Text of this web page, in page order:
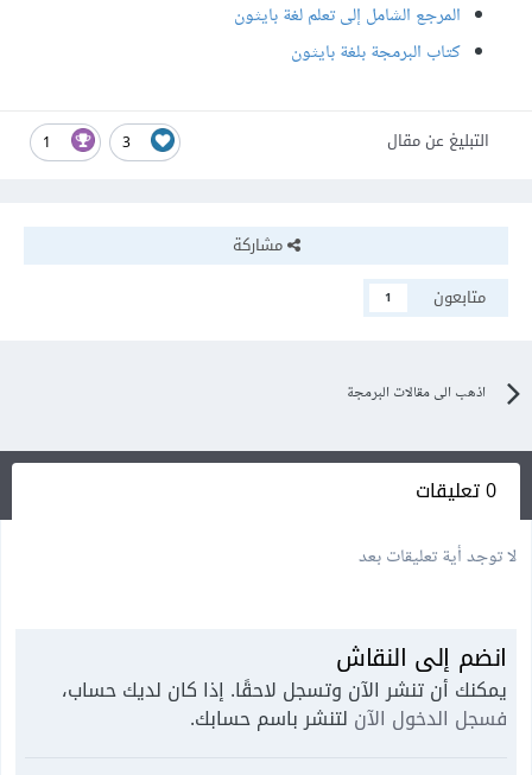
المرجع الشامل إلى تعلم لغة بايثون
كتاب البرمجة بلغة بايثون
3
1 التبليغ عن مقال
مشاركة
متابعون
1
اذهب الى مقالات البرمجة
0 تعليقات
لا توجد أية تعليقات بعد
انضم إلى النقاش
يمكنك أن تنشر الآن وتسجل لاحقًا. إذا كان لديك حساب،
فسجل الدخول الآن لتنشر باسم حسابك.